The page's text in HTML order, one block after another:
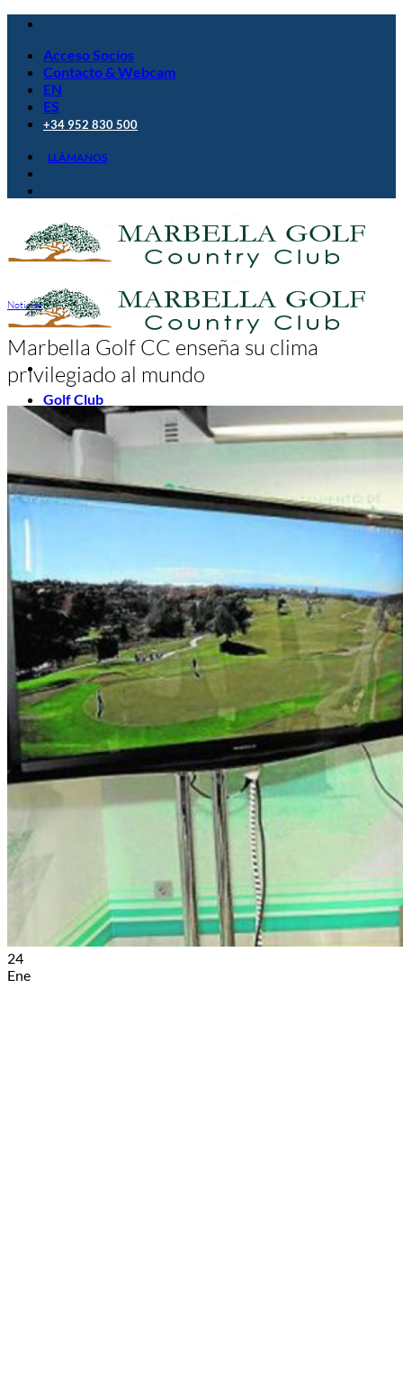
Saltar
contenidoAcceso Socios
Contacto & Webcam
EN
ES
+34 952 830 500
LLÁMANOS
Golf Club
El Campo
Instalaciones
Clases de Golf
Quienes Somos
Tarifas
Membresías
Calendario de eventos
Noticias
Últimas noticias
Newsletters
RESERVA ONLINE
Reservar
Noticias
Marbella Golf CC enseña su clima
privilegiado al mundo
24
Ene